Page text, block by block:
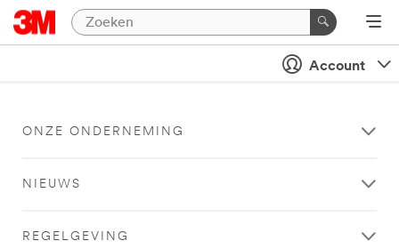
Account
ONZE ONDERNEMING
NIEUWS
REGELGEVING